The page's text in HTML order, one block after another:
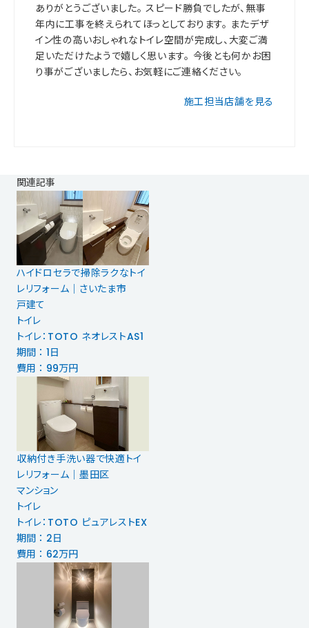
ありがとうございました。 スピード勝負でしたが、無事
年内に工事を終えられてほっとしております。 またデザ
イン性の高いおしゃれなトイレ空間が完成し、大変ご満
足いただけたようで嬉しく思います。 今後とも何かお困
り事がございましたら、お気軽にご連絡ください。
施工担当店舗を見る
関連記事
ハイドロセラで掃除ラクなトイ
レリフォーム｜さいたま市
戸建て
トイレ
トイレ：TOTO ネオレストAS1
期間 ： 1日
費用 ： 99万円
収納付き手洗い器で快適トイ
レリフォーム｜墨田区
マンション
トイレ
トイレ：TOTO ピュアレストEX
期間 ： 2日
費用 ： 62万円